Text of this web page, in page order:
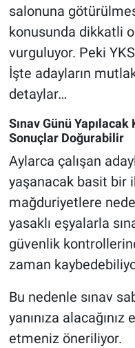
salonuna
konusunda dikkatli
vurguluyor. Peki
İşte adayların
detaylar…
Sınav Günü
Sonuçlar Doğurabilir
Aylarca çalışan
yaşanacak basit bir
mağduriyetlere
yasaklı eşyalarla
güvenlik
zaman
Bu nedenle sınav
yanınıza
etmeniz öneriliyor.